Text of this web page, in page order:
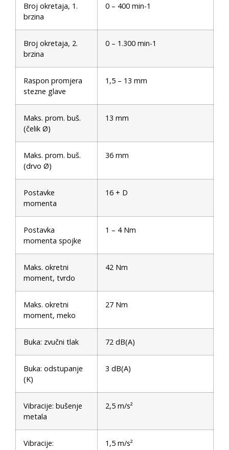
Broj okretaja, 1.
brzina
0 – 400 min-1
Broj okretaja, 2.
brzina
0 – 1.300 min-1
Raspon promjera
stezne glave
1,5 – 13 mm
Maks. prom. buš.
(čelik Ø)
13 mm
Maks. prom. buš.
(drvo Ø)
36 mm
Postavke
momenta
16 + D
Postavka
momenta spojke
1 – 4 Nm
Maks. okretni
moment, tvrdo
42 Nm
Maks. okretni
moment, meko
27 Nm
Buka: zvučni tlak 72 dB(A)
Buka: odstupanje
(K)
3 dB(A)
Vibracije: bušenje
metala
2,5 m/s²
Vibracije:
1,5 m/s²